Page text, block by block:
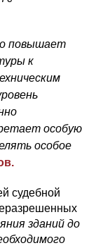
повышает
к
особую
особое
судебной
зданий до